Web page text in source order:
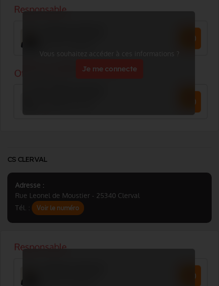
Vous souhaitez accéder à ces informations ?
Je me connecte
CS CLERVAL
Adresse :
Rue Leonel de Moustier - 25340 Clerval
Tél. :
Voir le numéro